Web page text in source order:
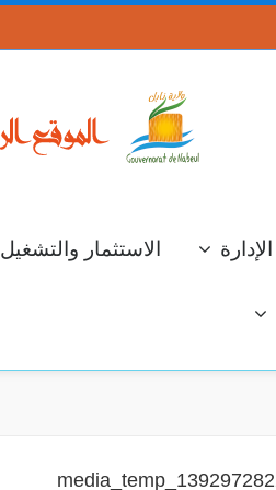
الإدارة الاستثمار والتشغيل
جلسة عمل لعرض